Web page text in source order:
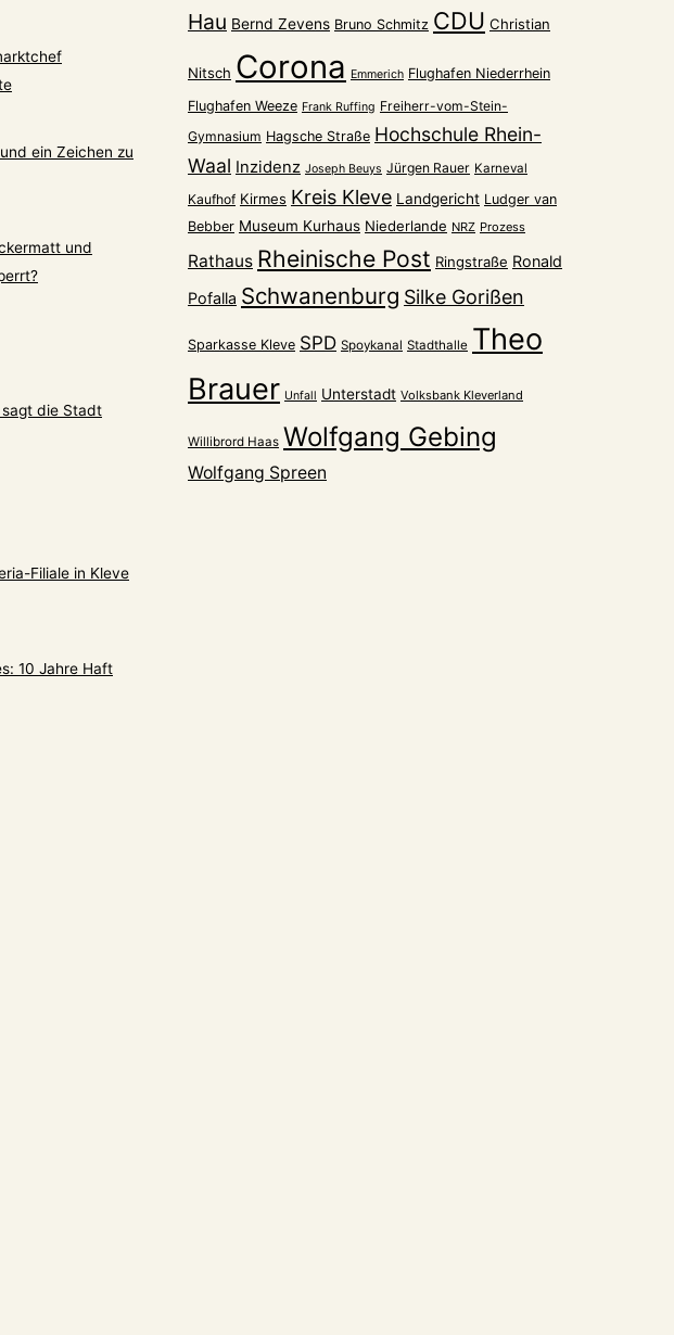
ein Zeichen zu
und
sagt die Stadt
Filiale in Kleve
10 Jahre Haft
Hau Bernd Zevens Bruno Schmitz CDU Christian
Nitsch Corona Emmerich Flughafen Niederrhein
Flughafen Weeze Frank Ruffing Freiherr-vom-Stein-
Gymnasium Hagsche Straße Hochschule Rhein-
Waal Inzidenz Joseph Beuys Jürgen Rauer Karneval
Kaufhof Kirmes Kreis Kleve Landgericht Ludger van
Bebber Museum Kurhaus Niederlande NRZ Prozess
Rathaus Rheinische Post Ringstraße Ronald
Pofalla Schwanenburg Silke Gorißen
Sparkasse Kleve SPD Spoykanal Stadthalle Theo
Brauer Unfall Unterstadt Volksbank Kleverland
Willibrord Haas Wolfgang Gebing
Wolfgang Spreen